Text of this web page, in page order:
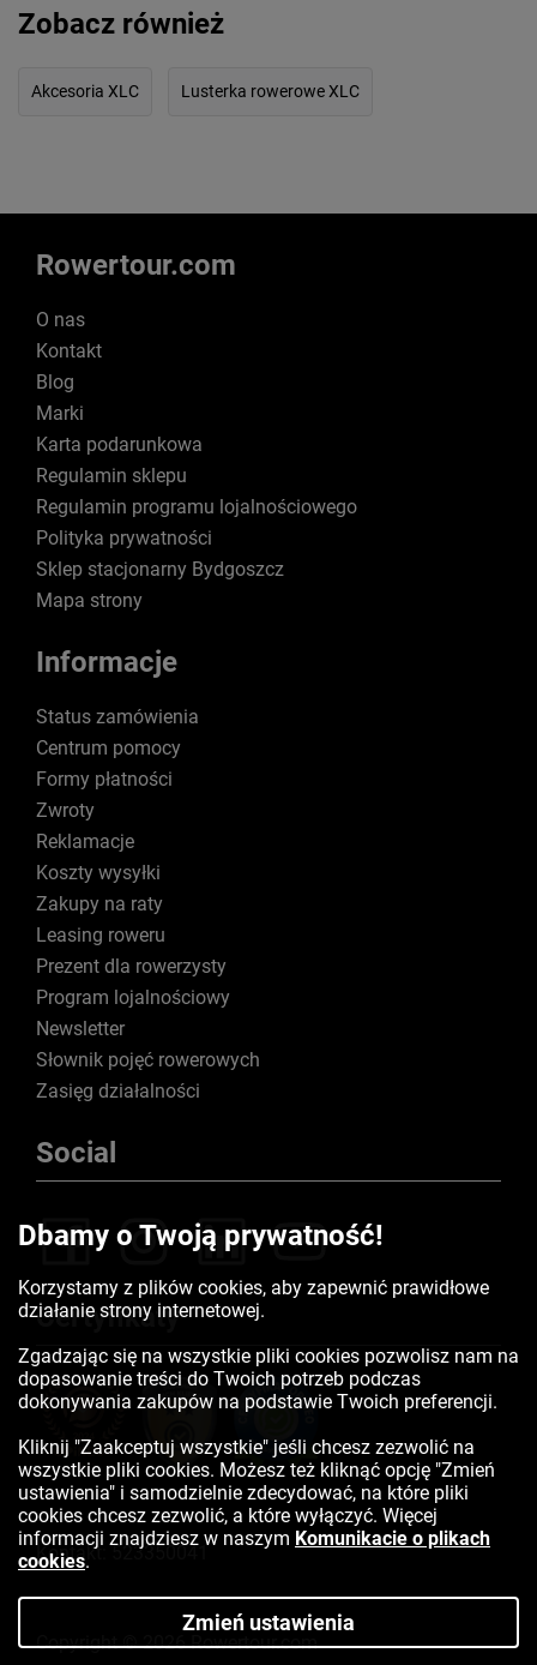
Zobacz również
Akcesoria XLC Lusterka rowerowe XLC
Rowertour.com
O nas
Kontakt
Blog
Marki
Karta podarunkowa
Regulamin sklepu
Regulamin programu lojalnościowego
Polityka prywatności
Sklep stacjonarny Bydgoszcz
Mapa strony
Informacje
Status zamówienia
Centrum pomocy
Formy płatności
Zwroty
Reklamacje
Koszty wysyłki
Zakupy na raty
Leasing roweru
Prezent dla rowerzysty
Program lojalnościowy
Newsletter
Słownik pojęć rowerowych
Zasięg działalności
Social
Certyfikaty
Kontakt: 523350041
Copyright © 2026 Rowertour.com
Dbamy o Twoją prywatność!
Korzystamy z plików cookies, aby zapewnić prawidłowe
działanie strony internetowej.
Zgadzając się na wszystkie pliki cookies pozwolisz nam na
dopasowanie treści do Twoich potrzeb podczas
dokonywania zakupów na podstawie Twoich preferencji.
Kliknij "Zaakceptuj wszystkie" jeśli chcesz zezwolić na
wszystkie pliki cookies. Możesz też kliknąć opcję "Zmień
ustawienia" i samodzielnie zdecydować, na które pliki
cookies chcesz zezwolić, a które wyłączyć. Więcej
informacji znajdziesz w naszym Komunikacie o plikach
cookies.
Zmień ustawienia